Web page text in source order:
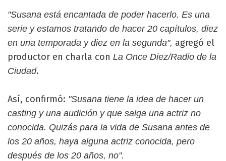
"Susana está encantada de poder hacerlo. Es una
serie y estamos tratando de hacer 20 capítulos, diez
en una temporada y diez en la segunda", agregó el
productor en charla con La Once Diez/Radio de la
Ciudad.
Así, confirmó: "Susana tiene la idea de hacer un
casting y una audición y que salga una actriz no
conocida. Quizás para la vida de Susana antes de
los 20 años, haya alguna actriz conocida, pero
después de los 20 años, no".